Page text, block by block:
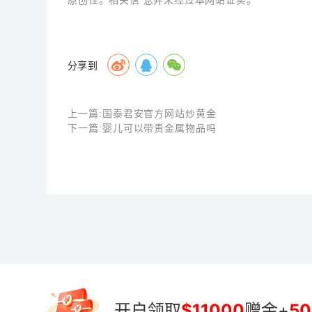
分享到
上一篇: 国泰君安官方网站炒黄金
下一篇:婴儿可以带贵金属物品吗